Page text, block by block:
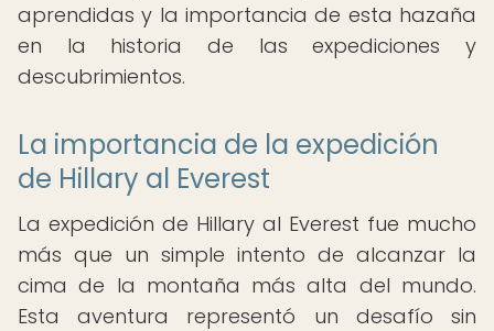
aprendidas y la importancia de esta hazaña
en la historia de las expediciones y
descubrimientos.
La importancia de la expedición
de Hillary al Everest
La expedición de Hillary al Everest fue mucho
más que un simple intento de alcanzar la
cima de la montaña más alta del mundo.
Esta aventura representó un desafío sin